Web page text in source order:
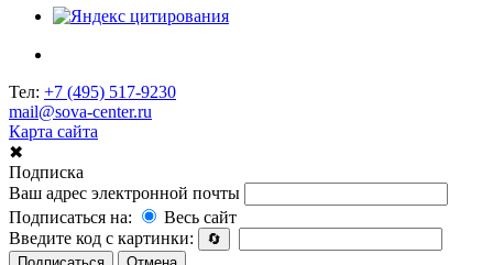
Тел: +7 (495) 517-9230
mail@sova-center.ru
Карта сайта
✖
Подписка
Ваш адрес электронной почты
Подписаться на:
Весь сайт
Введите код с картинки:
🔄